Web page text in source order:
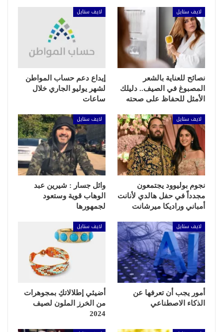
لايف ستايل
نصائح للعناية بالشعر
المصبوغ في الصيف.. دليلك
الأمثل للحفاظ على صحته
لايف ستايل
إيداع دعم حساب المواطن
لشهر يوليو الجاري خلال
ساعات
لايف ستايل
نجوم بوليوود يجتمعون
مجدداً في حفل هالدي لأنانت
أمباني وراديكا ميرشانت
لايف ستايل
وائل جسار : شيرين عبد
الوهاب قوية وستعود
لجمهورها
لايف ستايل
أمور يجب أن تعرفها عن
الذكاء الاصطناعي
لايف ستايل
أضيئي إطلالاتكِ بمجوهرات
من الخرز الملون لصيف
2024